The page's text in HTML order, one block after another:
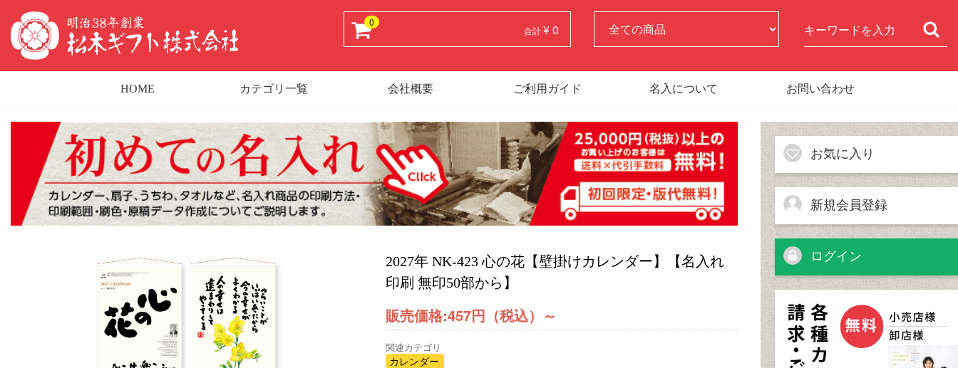
0
合計¥ 0
HOME カテゴリ一覧 会社概要 ご利用ガイド 名入について お問い合わせ
2027年 NK-423 心の花【壁掛けカレンダー】【名入れ
印刷 無印50部から】
販売価格:457円（税込） ～
関連カテゴリ
カレンダー
お気に入り
新規会員登録
ログイン